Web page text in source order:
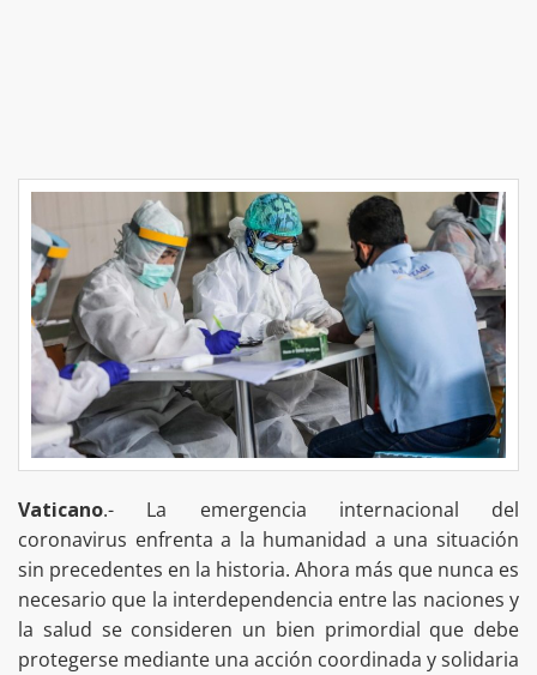
Vaticano.- La emergencia internacional del
coronavirus enfrenta a la humanidad a una situación
sin precedentes en la historia. Ahora más que nunca es
necesario que la interdependencia entre las naciones y
la salud se consideren un bien primordial que debe
protegerse mediante una acción coordinada y solidaria